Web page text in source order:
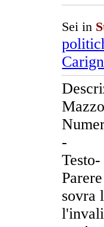
Sei in
-
Testo-
sovra